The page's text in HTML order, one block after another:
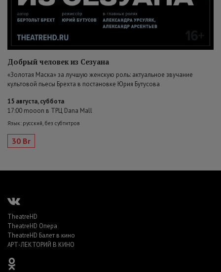
Добрый человек из Сезуана
«Золотая Маска» за лучшую женскую роль: актуальное звучание
культовой пьесы Брехта в постановке Юрия Бутусова
15 августа, суббота
17:00 mooon в ТРЦ Dana Mall
Язык: русский, без субтитров
30 Br
TheatreHD
TheatreHD Опера
TheatreHD Балет в кино
АРТ-ЛЕКТОРИЙ В КИНО